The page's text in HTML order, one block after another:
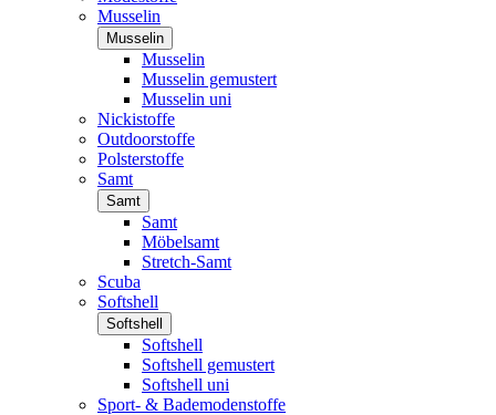
Musselin
Musselin
Musselin
Musselin gemustert
Musselin uni
Nickistoffe
Outdoorstoffe
Polsterstoffe
Samt
Samt
Samt
Möbelsamt
Stretch-Samt
Scuba
Softshell
Softshell
Softshell
Softshell gemustert
Softshell uni
Sport- & Bademodenstoffe